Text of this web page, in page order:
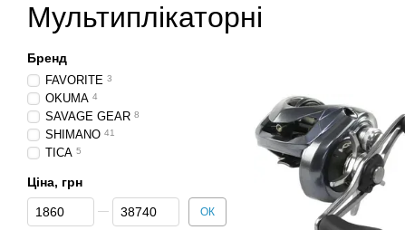
Мультиплікаторні
Бренд
FAVORITE 3
OKUMA 4
SAVAGE GEAR 8
SHIMANO 41
TICA 5
Ціна, грн
Від Ціна, грн
До Ціна, грн ОК